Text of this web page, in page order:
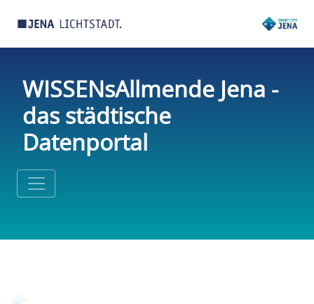
WISSENsAllmende Jena -
das städtische
Datenportal